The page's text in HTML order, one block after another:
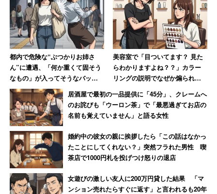
都内で危険な“ぶつかりお姉さ
ん”に遭遇、「何か重くて固そう
なもの」が入ってそうなバッグ
で体当たり 「おぞましい人
種」と語る40代男性
美容室で「目ついてます？ 見た
らわかりますよね？？」カラー
リングの説明でなぜか煽られた
憶
居酒屋で最初の一品提供に「45分」、クレームへ
のお詫びも「ウーロン茶」で「最悪過ぎてお店の
名前も覚えていません」と語る女性
婚約中の彼女の親に挨拶したら「この話はなかっ
たことにしてくれない？」突然フラれた男性 喫
茶店で1000円札を投げつけ怒りの退店
女遊びの激しい友人に200万円貸した結果 「マ
ンション売れたらすぐに返す」と言われるも20年